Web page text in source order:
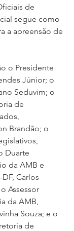
de
segue como
a apreensão de
o Presidente
Júnior; o
Seduvim; o
de
Brandão; o
Duarte
da AMB e
Carlos
Assessor
da AMB,
Souza; e o
de